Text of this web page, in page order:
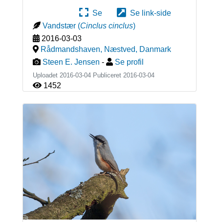
Se
Se link-side
Vandstær (Cinclus cinclus)
2016-03-03
Rådmandshaven, Næstved, Danmark
Steen E. Jensen - Se profil
Uploadet 2016-03-04 Publiceret 2016-03-04
1452